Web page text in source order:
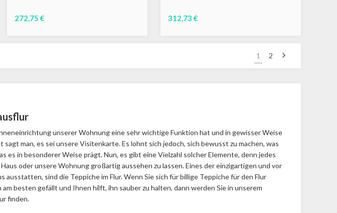
272,75 € 312,73 €
1 2
unserer Wohnung eine sehr wichtige Funktion hat und in gewisser Weise
man, es sei unsere Visitenkarte. Es lohnt sich jedoch, sich bewusst zu machen, was
es in besonderer Weise prägt. Nun, es gibt eine Vielzahl solcher Elemente, denn jedes
oder unsere Wohnung großartig aussehen zu lassen. Eines der einzigartigen und vor
ausstatten, sind die Teppiche im Flur. Wenn Sie sich für billige Teppiche für den Flur
besten gefällt und Ihnen hilft, ihn sauber zu halten, dann werden Sie in unserem
finden.